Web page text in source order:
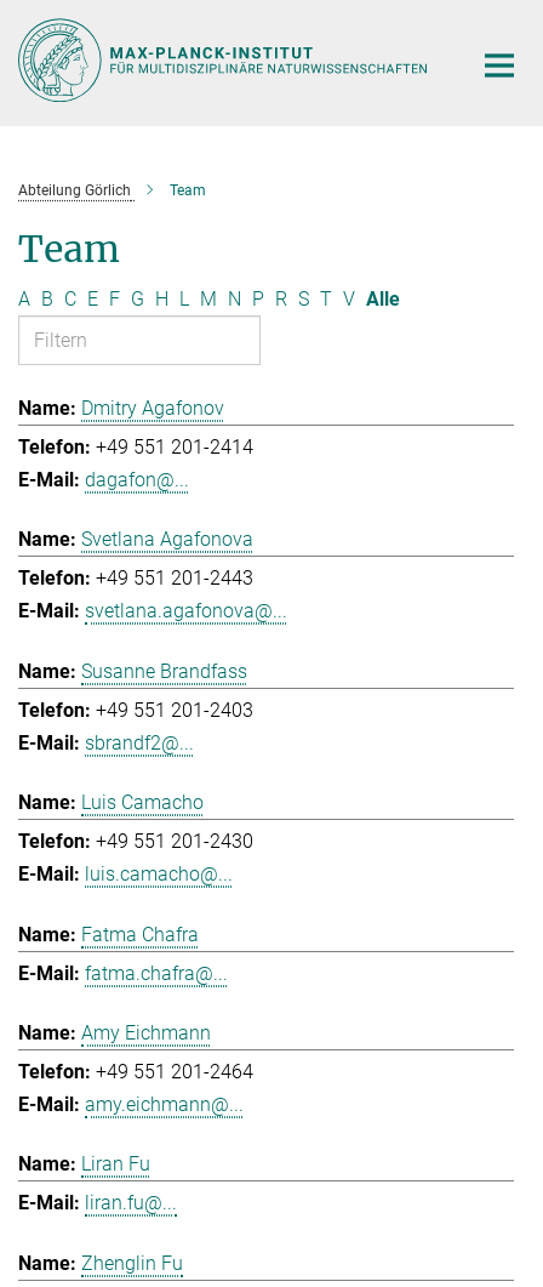
Hauptinhalt
Abteilung Görlich Team
Team
A B C E F G H L M N P R S T V Alle
Dmitry Agafonov
+49 551 201-2414
dagafon@...
Svetlana Agafonova
+49 551 201-2443
svetlana.agafonova@...
Susanne Brandfass
+49 551 201-2403
sbrandf2@...
Luis Camacho
+49 551 201-2430
luis.camacho@...
Fatma Chafra
fatma.chafra@...
Amy Eichmann
+49 551 201-2464
amy.eichmann@...
Liran Fu
liran.fu@...
Zhenglin Fu